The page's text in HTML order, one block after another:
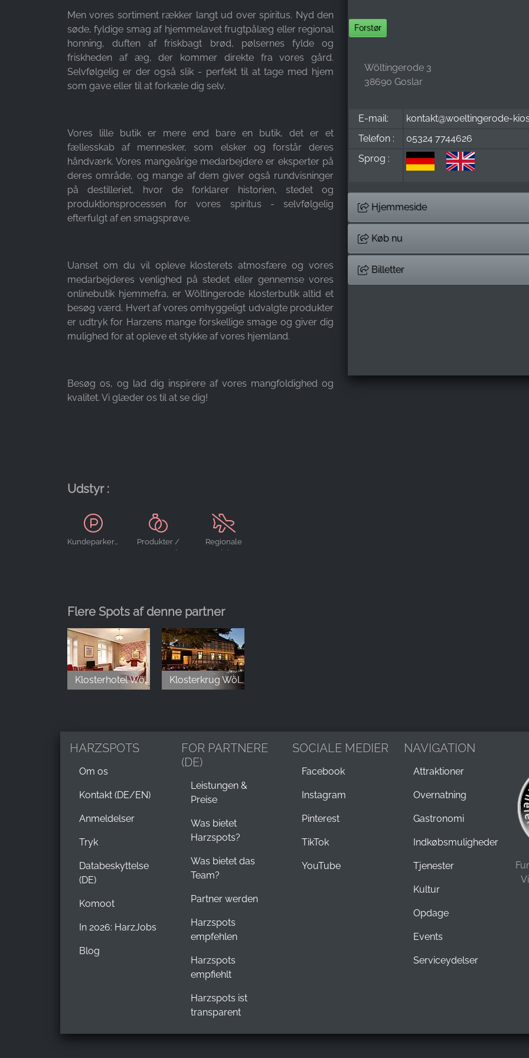
Men vores sortiment rækker langt ud over spiritus. Nyd den
søde, fyldige smag af hjemmelavet frugtpålæg eller regional
honning, duften af friskbagt brød, pølsernes fylde og
friskheden af æg, der kommer direkte fra vores gård.
Selvfølgelig er der også slik - perfekt til at tage med hjem
som gave eller til at forkæle dig selv.
Vores lille butik er mere end bare en butik, det er et
fællesskab af mennesker, som elsker og forstår deres
håndværk. Vores mangeårige medarbejdere er eksperter på
deres område, og mange af dem giver også rundvisninger
på destilleriet, hvor de forklarer historien, stedet og
produktionsprocessen for vores spiritus - selvfølgelig
efterfulgt af en smagsprøve.
Uanset om du vil opleve klosterets atmosfære og vores
medarbejderes venlighed på stedet eller gennemse vores
onlinebutik hjemmefra, er Wöltingerode klosterbutik altid et
besøg værd. Hvert af vores omhyggeligt udvalgte produkter
er udtryk for Harzens mange forskellige smage og giver dig
mulighed for at opleve et stykke af vores hjemland.
Besøg os, og lad dig inspirere af vores mangfoldighed og
kvalitet. Vi glæder os til at se dig!
Udstyr :
Kundeparkering
Produkter /
tjenester til
Regionale
produkter
Forstør
Wöltingerode 3
38690 Goslar
E-mail:
kontakt@woeltingerode-
Telefon :
05324 7744626
Sprog :
Hjemmeside
Køb nu
Billetter
Flere Spots af denne partner
Klosterhotel Wöltingerode Klosterkrug Wöltingerode
HARZSPOTS
Om os
Kontakt (DE/EN)
Anmeldelser
Tryk
Databeskyttelse
(DE)
Komoot
In 2026: HarzJobs
Blog
FOR PARTNERE
(DE)
Leistungen &
Preise
Was bietet
Harzspots?
Was bietet das
Team?
Partner werden
Harzspots
empfehlen
Harzspots
empfiehlt
Harzspots ist
transparent
SOCIALE MEDIER
Facebook
Instagram
Pinterest
TikTok
YouTube
NAVIGATION
Attraktioner
Overnatning
Gastronomi
Indkøbsmuligheder
Tjenester
Kultur
Opdage
Events
Serviceydelser
Purpose:
Måling af reklamer og
markedsføring
duration:
3 måneder - 1 år
STATISTIK
Statistikcookies indsamler oplysninger anonymt.
Disse oplysninger hjælper os med at forstå,
hvordan vores besøgende bruger vores
hjemmeside.
Google Analytics
_ga, _gid, _gac_gb_
Provider:
Google LLC
Purpose:
Indsamling af statistik om brug af
hjemmesiden
duration:
24 timer - 2 år